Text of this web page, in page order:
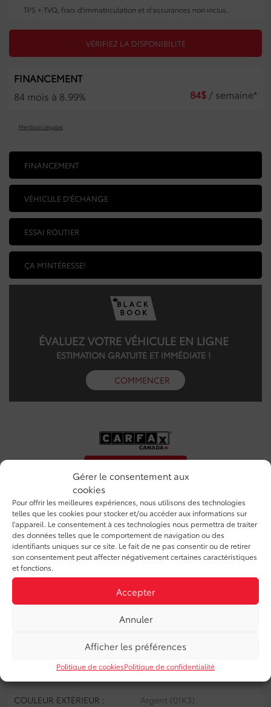
Gérer le consentement aux
cookies
Pour offrir les meilleures expériences, nous utilisons des technologies
telles que les cookies pour stocker et/ou accéder aux informations sur
l'appareil. Le consentement à ces technologies nous permettra de traiter
des données telles que le comportement de navigation ou des
identifiants uniques sur ce site. Le fait de ne pas consentir ou de retirer
son consentement peut affecter négativement certaines caractéristiques
et fonctions.
Accepter
Annuler
Afficher les préférences
Politique de cookiesPolitique de confidentialité
SPÉCIFICATIONS
ANNÉE :
2022
ODOMÈTRE:
CVT
COULEUR EXTÉRIEUR :
Argent (01K3)
TPS + TVQ, frais d'immatriculation et d'assurances non inclus.
VÉRIFIEZ LA DISPONIBILITÉ
FINANCEMENT
84 mois à 8.99%
84$ / semaine*
Mentions légales
FINANCEMENT
VÉHICULE D'ÉCHANGE
ESSAI ROUTIER
ÇA M'INTÉRESSE!
ÉVALUEZ VOTRE VÉHICULE EN LIGNE
ESTIMATION GRATUITE ET IMMÉDIATE !
COMMENCER